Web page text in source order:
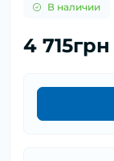
В наличии
4 715грн